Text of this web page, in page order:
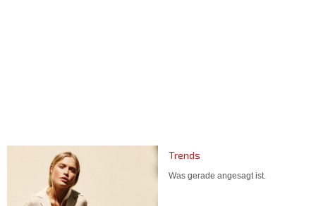
Trends
Was gerade angesagt ist.